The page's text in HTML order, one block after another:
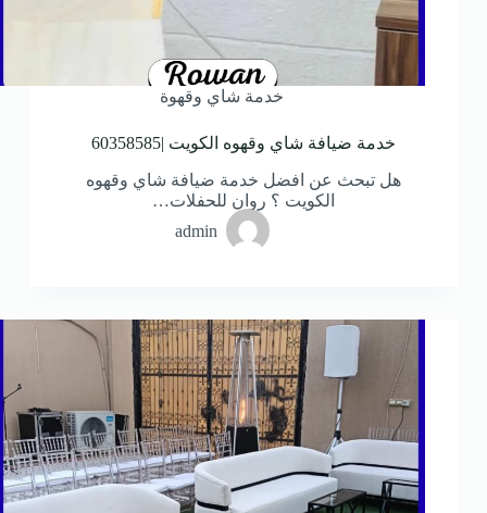
خدمة شاي وقهوة
خدمة ضيافة شاي وقهوه الكويت |60358585
هل تبحث عن افضل خدمة ضيافة شاي وقهوه
الكويت ؟ روان للحفلات…
admin